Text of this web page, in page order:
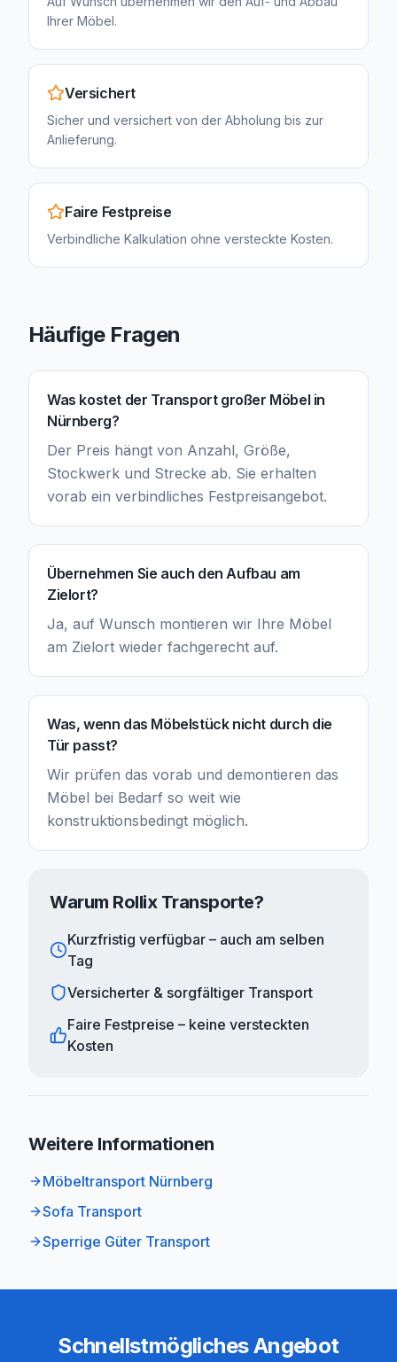
Ihrer Möbel.
Versichert
Sicher und versichert von der Abholung bis zur
Anlieferung.
Faire Festpreise
Verbindliche Kalkulation ohne versteckte Kosten.
Häufige Fragen
Was kostet der Transport großer Möbel in
Nürnberg?
Der Preis hängt von Anzahl, Größe,
Stockwerk und Strecke ab. Sie erhalten
vorab ein verbindliches Festpreisangebot.
Übernehmen Sie auch den Aufbau am
Zielort?
Ja, auf Wunsch montieren wir Ihre Möbel
am Zielort wieder fachgerecht auf.
Was, wenn das Möbelstück nicht durch die
Tür passt?
Wir prüfen das vorab und demontieren das
Möbel bei Bedarf so weit wie
konstruktionsbedingt möglich.
Warum Rollix Transporte?
Kurzfristig verfügbar – auch am selben
Tag
Versicherter & sorgfältiger Transport
Faire Festpreise – keine versteckten
Kosten
Weitere Informationen
Möbeltransport Nürnberg
Sofa Transport
Sperrige Güter Transport
Schnellstmögliches Angebot